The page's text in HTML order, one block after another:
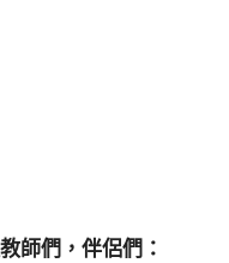
師們，伴侶們：